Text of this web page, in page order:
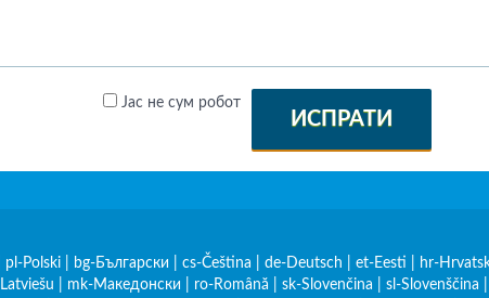
Јас не сум робот
ИСПРАТИ
pl-Polski bg-Български cs-Čeština de-Deutsch et-Eesti hr-
mk-Македонски ro-Română sk-Slovenčina sl-Slovenščina